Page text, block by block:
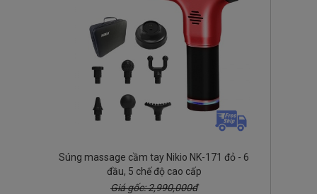
Súng massage cầm tay Nikio NK-171 đỏ - 6
đầu, 5 chế độ cao cấp
Giá gốc: 2,990,000đ